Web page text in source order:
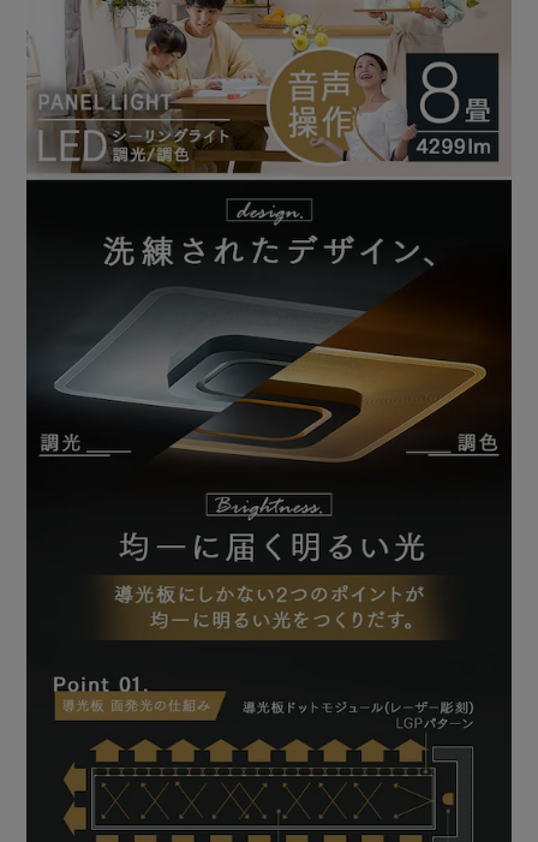
シーンやお好みによって明るさを調整できます。
【調色10段階】
さわやかな昼光色から、温かみのある電球色まで、幅広く調
節できます。
【照らし分け】
シーンや気分に合わせて照らし分けることで、しっかり明る
いお部屋にも、雰囲気あるリラックスできるお部屋にもなり
◆おすすめの照らし分け
全灯：空間をしっかり照らすあかり。
パネル灯：広がりや奥行きを感じさせるあかり。
3センター灯：昼はインテリアとして、夜は常夜灯で、活
躍。
演出性が高いほど、肌や食べ物の色がより美しく、自然に見
住宅の屋内照明の場合、Ra80以上が好ましいとされていま
アイリスオーヤマ独自の技術で明るさはそのままに、高い省
エネ性能を可能に。
【電気代もお得】
家の照明をLEDに換えるだけで効率的な節電に。
複数の照明器具をLEDに換えれば、さらに省エネ！